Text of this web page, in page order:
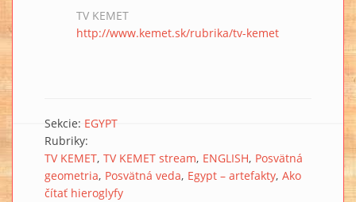
TV KEMET
http://www.kemet.sk/rubrika/tv-kemet
Sekcie: EGYPT
Rubriky:
TV KEMET TV KEMET stream ENGLISH Posvätná
geometria Posvätná veda Egypt – artefakty Ako
čítať hieroglyfy